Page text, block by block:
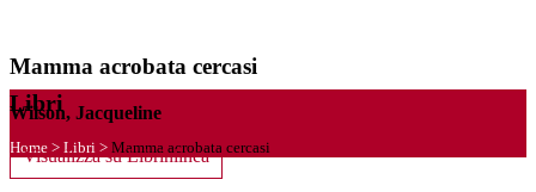
Libri
Home > Libri > Mamma acrobata cercasi
Mamma acrobata cercasi
Wilson, Jacqueline
Visualizza su Librinlinea